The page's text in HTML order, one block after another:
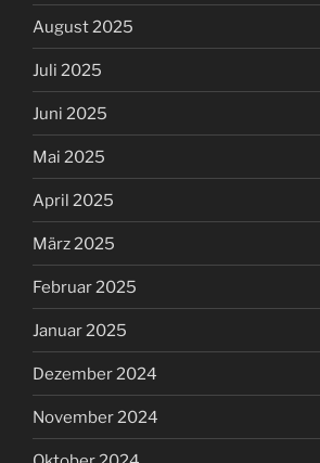
August 2025
Juli 2025
Juni 2025
Mai 2025
April 2025
März 2025
Februar 2025
Januar 2025
Dezember 2024
November 2024